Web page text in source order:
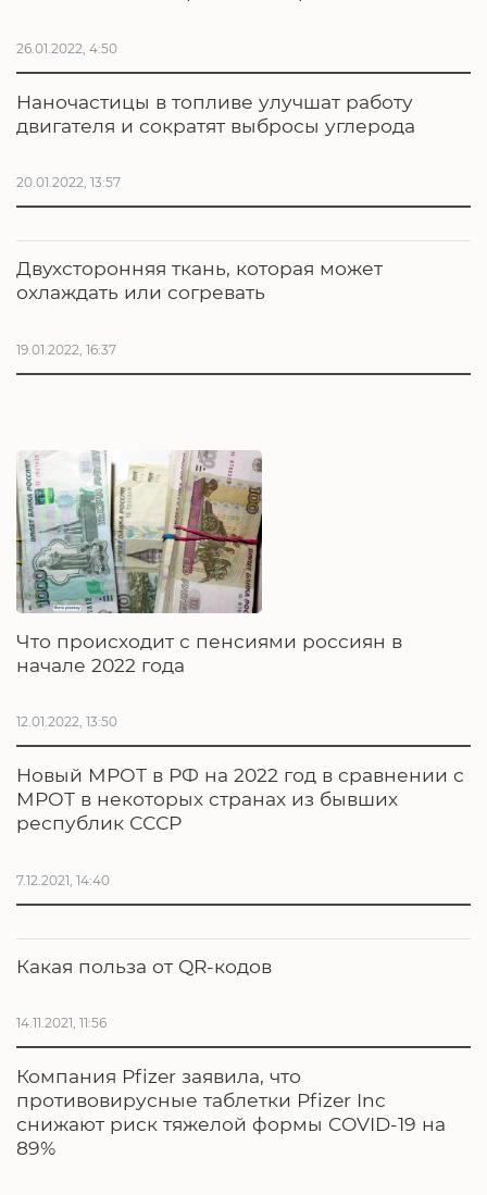
26.01.2022, 4:50
Наночастицы в топливе улучшат работу
двигателя и сократят выбросы углерода
20.01.2022, 13:57
Двухсторонняя ткань, которая может
охлаждать или согревать
19.01.2022, 16:37
Что происходит с пенсиями россиян в
начале 2022 года
12.01.2022, 13:50
Новый МРОТ в РФ на 2022 год в сравнении с
МРОТ в некоторых странах из бывших
республик СССР
7.12.2021, 14:40
Какая польза от QR-кодов
14.11.2021, 11:56
Компания Pfizer заявила, что
противовирусные таблетки Pfizer Inc
снижают риск тяжелой формы COVID-19 на
89%